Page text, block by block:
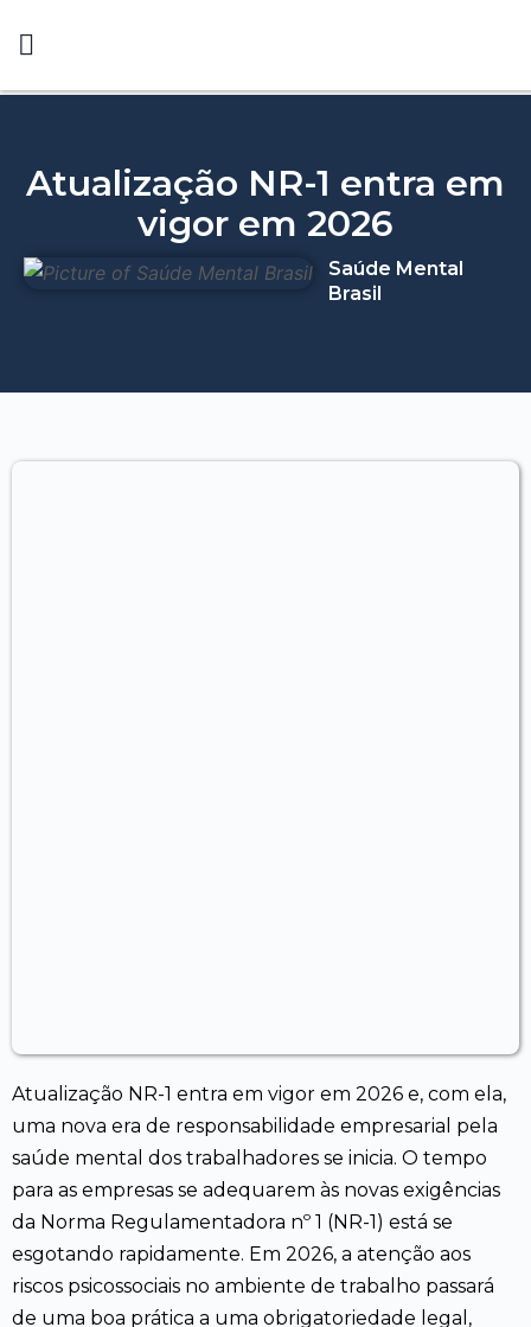
Atualização NR-1 entra em
vigor em 2026
Saúde Mental
Brasil
Atualização NR-1 entra em vigor em 2026 e, com ela,
uma nova era de responsabilidade empresarial pela
saúde mental dos trabalhadores se inicia. O tempo
para as empresas se adequarem às novas exigências
da Norma Regulamentadora nº 1 (NR-1) está se
esgotando rapidamente. Em 2026, a atenção aos
riscos psicossociais no ambiente de trabalho passará
de uma boa prática a uma obrigatoriedade legal,